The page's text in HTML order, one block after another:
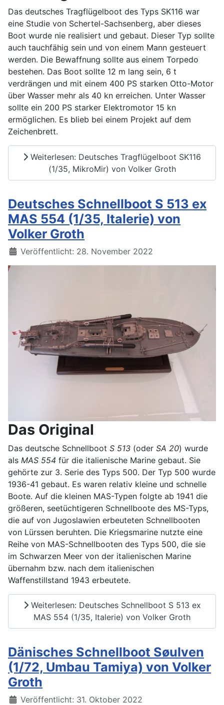
Das deutsches Tragflügelboot des Typs SK116 war
eine Studie von Schertel-Sachsenberg, aber dieses
Boot wurde nie realisiert und gebaut. Dieser Typ sollte
auch tauchfähig sein und von einem Mann gesteuert
werden. Die Bewaffnung sollte aus einem Torpedo
bestehen. Das Boot sollte 12 m lang sein, 6 t
verdrängen und mit einem 400 PS starken Otto-Motor
über Wasser mehr als 40 kn erreichen. Unter Wasser
sollte ein 200 PS starker Elektromotor 15 kn
ermöglichen. Es blieb bei einem Projekt auf dem
Zeichenbrett.
Weiterlesen: Deutsches Tragflügelboot SK116
(1/35, MikroMir) von Volker Groth
Deutsches Schnellboot S 513 ex
MAS 554 (1/35, Italerie) von
Volker Groth
Details
Veröffentlicht: 28. November 2022
Das Original
Das deutsche Schnellboot S 513 (oder SA 20) wurde
als MAS 554 für die italienische Marine gebaut. Sie
gehörte zur 3. Serie des Typs 500. Der Typ 500 wurde
1936-41 gebaut. Es waren relativ kleine und schnelle
Boote. Auf die kleinen MAS-Typen folgte ab 1941 die
größeren, seetüchtigeren Schnellboote des MS-Typs,
die auf von Jugoslawien erbeuteten Schnellbooten
von Lürssen beruhten. Die Kriegsmarine nutzte eine
Reihe von MAS-Schnellbooten des Typs 500, die sie
im Schwarzen Meer von der italienischen Marine
übernahm bzw. nach dem italienischen
Waffenstillstand 1943 erbeutete.
Weiterlesen: Deutsches Schnellboot S 513 ex
MAS 554 (1/35, Italerie) von Volker Groth
Dänisches Schnellboot Søulven
(1/72, Umbau Tamiya) von Volker
Groth
Details
Veröffentlicht: 31. Oktober 2022